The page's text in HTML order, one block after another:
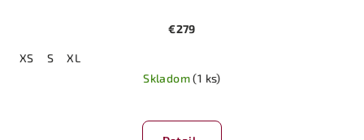
€279
XS S
XL
Skladom(1 ks)